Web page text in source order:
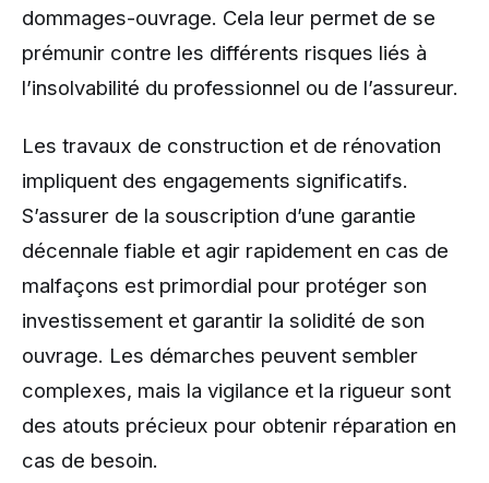
dommages-ouvrage. Cela leur permet de se
prémunir contre les différents risques liés à
l’insolvabilité du professionnel ou de l’assureur.
Les travaux de construction et de rénovation
impliquent des engagements significatifs.
S’assurer de la souscription d’une garantie
décennale fiable et agir rapidement en cas de
malfaçons est primordial pour protéger son
investissement et garantir la solidité de son
ouvrage. Les démarches peuvent sembler
complexes, mais la vigilance et la rigueur sont
des atouts précieux pour obtenir réparation en
cas de besoin.